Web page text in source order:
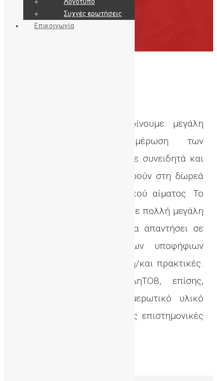
Στη ΔηΤΟΒ Κρήτης δίνουμε μεγάλη
σημασία στην ενημέρωση των
υποψήφιων γονέων ώστε συνειδητά και
με επίγνωση να προχωρούν στη δωρεά
του ομφαλοπλακουντιακού αίματος. Το
προσωπικό της ΔηΤΟΒ με πολλή μεγάλη
χαρά είναι πρόθυμο να απαντήσει σε
όλες τις απορίες των υποφήφιων
γονέων, επιστημονικές ή/και πρακτικές.
Η ιστοσελίδα της ΔηΤΟΒ, επίσης,
περιέχει πλούσιο ενημερωτικό υλικό
γύρω από τις τρέχουσες επιστημονικές
Συχνές ερωτήσεις
Επικοινωνία